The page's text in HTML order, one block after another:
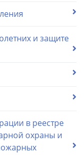
и защите
в реестре
охраны и